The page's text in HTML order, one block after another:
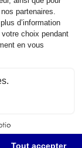
sous